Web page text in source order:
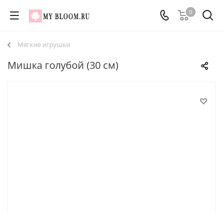
0
Мягкие игрушки
Мишка голубой (30 см)